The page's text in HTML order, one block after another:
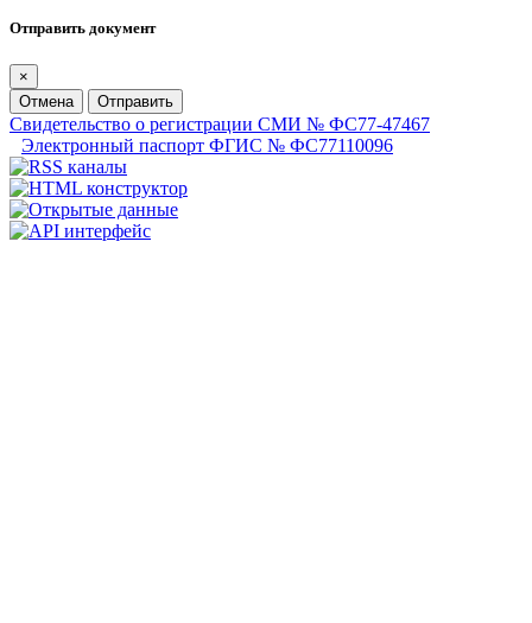
Отправить документ
×
Отмена
Отправить
Свидетельство о регистрации СМИ № ФС77-47467
Электронный паспорт ФГИС № ФС77110096